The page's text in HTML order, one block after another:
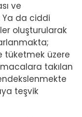
ve
Ya da ciddi
oluşturularak
tüketmek üzere
takılan
teşvik